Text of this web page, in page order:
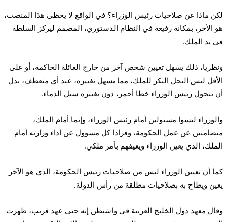
لكن ماذا عن صلاحيات رئيس الوزراء؟ في الواقع لا يحظى هذا المنصب،
هو الأخر، بمكانة رفيعة في النظام الدستوري، المصمم ليركز السلطة
في يد الملك.
ونظريا، ذلك يسهل تعيين شخص آخر من خارج العائلة الحاكمة، أو على
الأقل ليس النجل البكر للملك، مما يسهل تغييره، عند أي منعطف، بدل
أن يتحول رئيس الوزراء خطا أحمر، دون تغييره سيل الدماء.
والوزراء ليسوا مسئولين أمام رئيس الوزراء، وإنما أمام الملك،
متضامنين عن عمل الحكومة، وفرادا كل مسؤول عن أداء وزارته أمام
الملك، الذي يعين الوزراء ويعيفهم بأمر ملكي.
كما أن تعيين الوزراء ليس من صلاحيات رئيس الحكومة، الذي هو الآخر
يعين ويطاح به بصلاحيات مطلقة من رأس الدولة.
وقال معهد دول الخليج العربية في واشنطن إنه حتى عهد قريب، ظهرت